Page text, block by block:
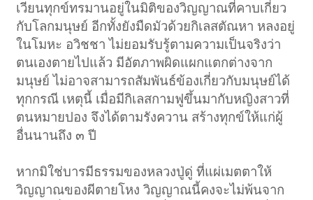
เวียนทุกข์ทรมานอยู่ในมิติของวิญญาณที่คาบเกี่ยว
กับโลกมนุษย์ อีกทั้งยังมืดมัวด้วยกิเลสตัณหา หลงอยู่
ในโมหะ อวิชชา ไม่ยอมรับรู้ตามความเป็นจริงว่า
ตนเองตายไปแล้ว มีอัตภาพผิดแผกแตกต่างจาก
มนุษย์ ไม่อาจสามารถสัมพันธ์ข้องเกี่ยวกับมนุษย์ได้
ทุกกรณี เหตุนี้ เมื่อมีกิเลสกามฟูขึ้นมากับหญิงสาวที่
ตนหมายปอง จึงได้ตามรังควาน สร้างทุกข์ให้แก่ผู้
อื่นนานถึง ๓ ปี
หากมิใช่บารมีธรรมของหลวงปู่ดู่ ที่แผ่เมตตาให้
วิญญาณของผีตายโหง วิญญาณนี้คงจะไม่พ้นจาก